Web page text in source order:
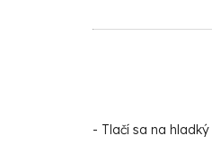
- Tlačí sa na hladký